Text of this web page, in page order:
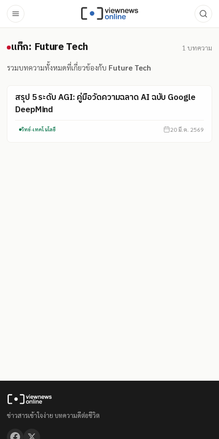
แท็ก: Future Tech
แท็ก: Future Tech 1 บทความ
รวมบทความทั้งหมดที่เกี่ยวข้องกับ Future Tech
สรุป 5 ระดับ AGI: คู่มือวัดความฉลาด AI ฉบับ Google
DeepMind
วิทย์-เทคโนโลยี 20 มี.ค. 2569
ข่าวสารเข้าใจง่าย บทความดีต่อชีวิต